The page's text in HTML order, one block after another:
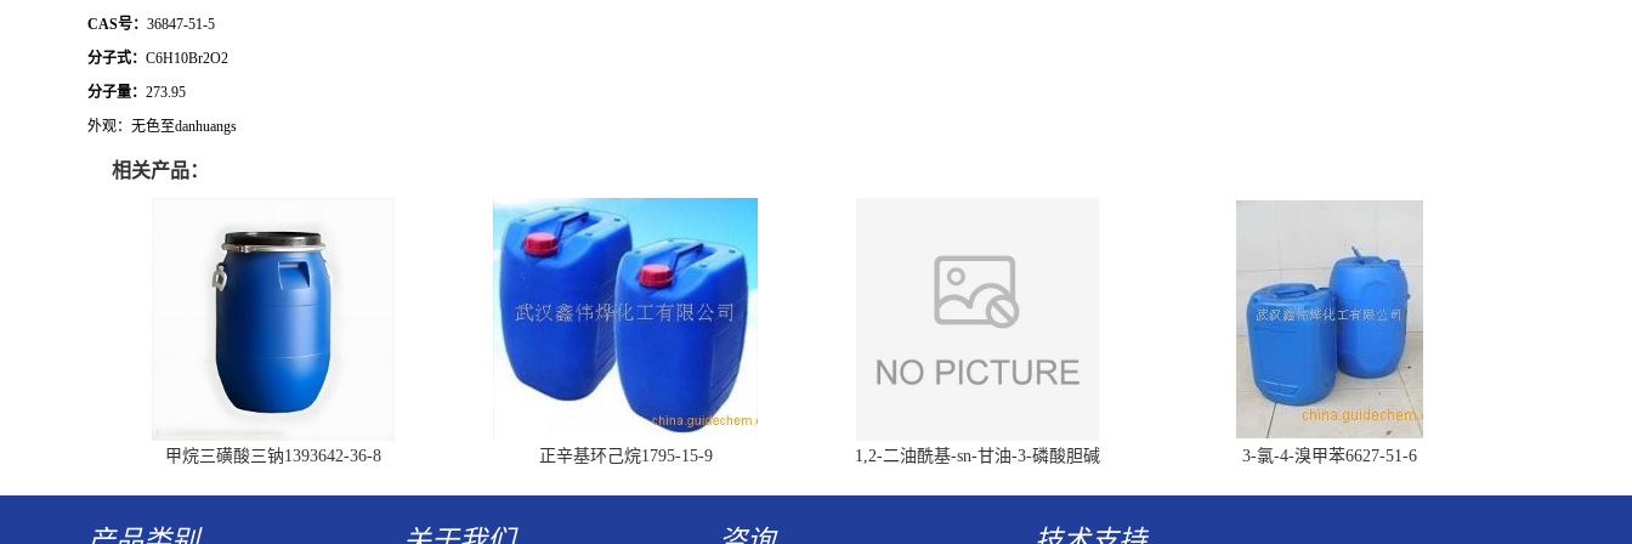
CAS号： 36847-51-5
分子式： C6H10Br2O2
分子量： 273.95
外观：无色至danhuangs
相关产品：
甲烷三磺酸三钠1393642-36-8 正辛基环己烷1795-15-9
1,2-二油酰基-sn-甘油-3-磷酸胆碱
3-氯-4-溴甲苯6627-51-6